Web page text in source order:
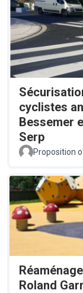
cyclistes
Bessemer
Serp
Proposition
Roland